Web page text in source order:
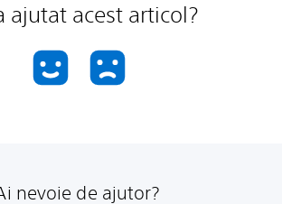
ajutat acest articol?
nevoie de ajutor?